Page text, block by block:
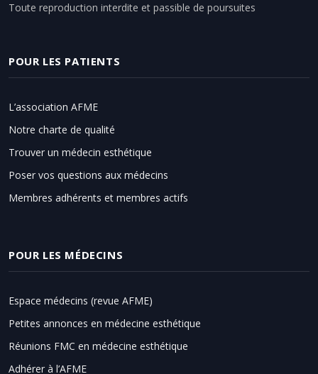
Toute reproduction interdite et passible de poursuites
POUR LES PATIENTS
L’association AFME
Notre charte de qualité
Trouver un médecin esthétique
Poser vos questions aux médecins
Membres adhérents et membres actifs
POUR LES MÉDECINS
Espace médecins (revue AFME)
Petites annonces en médecine esthétique
Réunions FMC en médecine esthétique
Adhérer à l’AFME